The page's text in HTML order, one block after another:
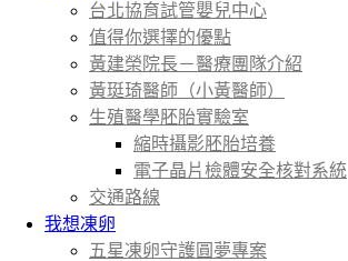
台北協育試管嬰兒中心
值得你選擇的優點
黃建榮院長－醫療團隊介紹
黃珽琦醫師（小黃醫師）
生殖醫學胚胎實驗室
縮時攝影胚胎培養
電子晶片檢體安全核對系統
交通路線
我想凍卵
五星凍卵守護圓夢專案